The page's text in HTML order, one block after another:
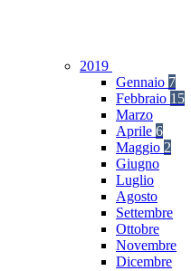
2019
Gennaio 7
Febbraio 15
Marzo
Aprile 6
Maggio 2
Giugno
Luglio
Agosto
Settembre
Ottobre
Novembre
Dicembre